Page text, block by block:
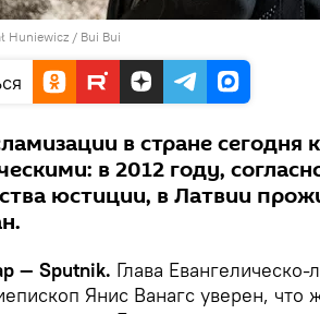
Huniewicz / Bui Bui
в стране сегодня
в 2012 году,
юстиции, в Латвии
— Sputnik. Глава
Янис Ванагс уверен, что